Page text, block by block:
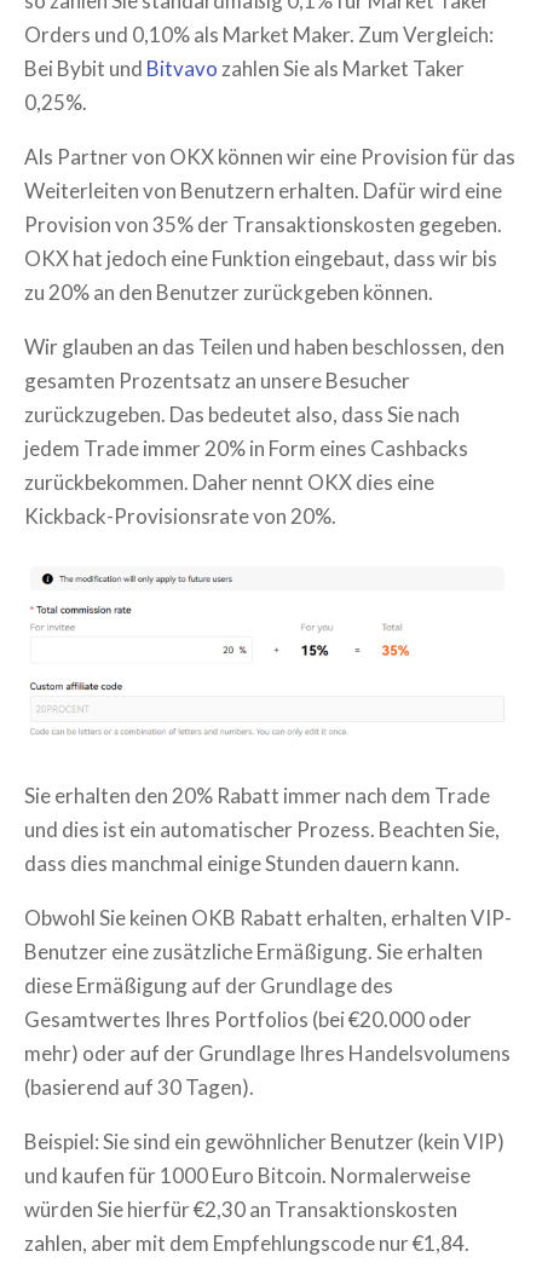
Orders und 0,10% als Market Maker. Zum Vergleich:
Bei Bybit und Bitvavo zahlen Sie als Market Taker
0,25%.
Als Partner von OKX können wir eine Provision für das
Weiterleiten von Benutzern erhalten. Dafür wird eine
Provision von 35% der Transaktionskosten gegeben.
OKX hat jedoch eine Funktion eingebaut, dass wir bis
zu 20% an den Benutzer zurückgeben können.
Wir glauben an das Teilen und haben beschlossen, den
gesamten Prozentsatz an unsere Besucher
zurückzugeben. Das bedeutet also, dass Sie nach
jedem Trade immer 20% in Form eines Cashbacks
zurückbekommen. Daher nennt OKX dies eine
Kickback-Provisionsrate von 20%.
Sie erhalten den 20% Rabatt immer nach dem Trade
und dies ist ein automatischer Prozess. Beachten Sie,
dass dies manchmal einige Stunden dauern kann.
Obwohl Sie keinen OKB Rabatt erhalten, erhalten VIP-
Benutzer eine zusätzliche Ermäßigung. Sie erhalten
diese Ermäßigung auf der Grundlage des
Gesamtwertes Ihres Portfolios (bei €20.000 oder
mehr) oder auf der Grundlage Ihres Handelsvolumens
(basierend auf 30 Tagen).
Beispiel: Sie sind ein gewöhnlicher Benutzer (kein VIP)
und kaufen für 1000 Euro Bitcoin. Normalerweise
würden Sie hierfür €2,30 an Transaktionskosten
zahlen, aber mit dem Empfehlungscode nur €1,84.